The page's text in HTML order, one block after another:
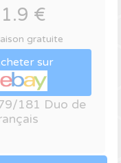
1.9 €
gratuite
sur
181 Duo de